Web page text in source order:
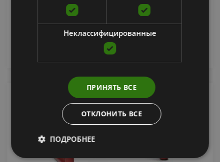
€
добавить в корзину
Неклассифицированные
ПРИНЯТЬ ВСЕ
ОТКЛОНИТЬ ВСЕ
ПОДРОБНЕЕ